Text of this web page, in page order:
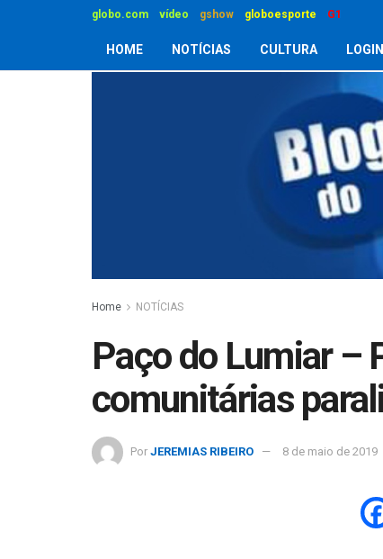
globo.com vídeo gshow globoesporte G1
HOME NOTÍCIAS CULTURA LOGIN
Home NOTÍCIAS
Paço do Lumiar –
comunitárias
Por JEREMIAS RIBEIRO 8 de maio de 2019